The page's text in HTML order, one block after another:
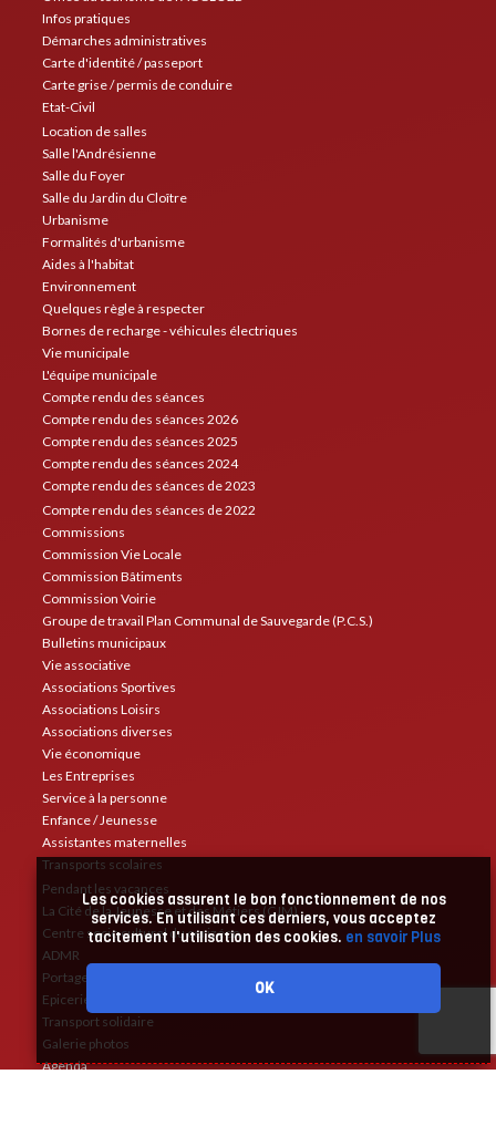
Les cookies assurent le bon fonctionnement de nos
services. En utilisant ces derniers, vous acceptez
tacitement l'utilisation des cookies. en savoir Plus
OK
Infos pratiques
Démarches administratives
Carte d'identité / passeport
Carte grise / permis de conduire
Etat-Civil
Location de salles
Salle l'Andrésienne
Salle du Foyer
Salle du Jardin du Cloître
Urbanisme
Formalités d'urbanisme
Aides à l'habitat
Environnement
Quelques règle à respecter
Bornes de recharge - véhicules électriques
Vie municipale
L'équipe municipale
Compte rendu des séances
Compte rendu des séances 2026
Compte rendu des séances 2025
Compte rendu des séances 2024
Compte rendu des séances de 2023
Compte rendu des séances de 2022
Commissions
Commission Vie Locale
Commission Bâtiments
Commission Voirie
Groupe de travail Plan Communal de Sauvegarde (P.C.S.)
Bulletins municipaux
Vie associative
Associations Sportives
Associations Loisirs
Associations diverses
Vie économique
Les Entreprises
Service à la personne
Enfance / Jeunesse
Assistantes maternelles
Transports scolaires
Pendant les vacances
La Cité de la Jeunesse et des Métiers (CJM)
Centre socio culturel du cerizéen
ADMR
Portage de repas
Epicerie solidaire
Transport solidaire
Galerie photos
Agenda